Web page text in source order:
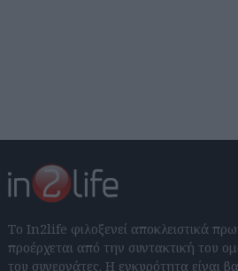
Το In2life φιλοξενεί αποκλειστικά
προέρχεται από την συντακτική του
του συνεργάτες. Η εγκυρότητα είναι